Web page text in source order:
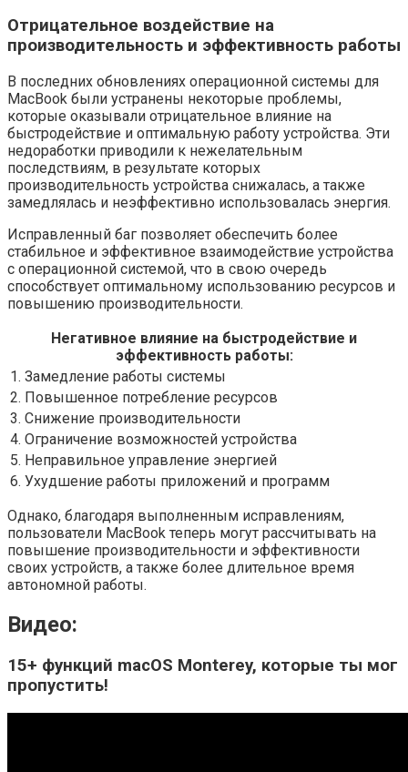
Отрицательное воздействие на
производительность и эффективность работы
В последних обновлениях операционной системы для
MacBook были устранены некоторые проблемы,
которые оказывали отрицательное влияние на
быстродействие и оптимальную работу устройства. Эти
недоработки приводили к нежелательным
последствиям, в результате которых
производительность устройства снижалась, а также
замедлялась и неэффективно использовалась энергия.
Исправленный баг позволяет обеспечить более
стабильное и эффективное взаимодействие устройства
с операционной системой, что в свою очередь
способствует оптимальному использованию ресурсов и
повышению производительности.
Негативное влияние на быстродействие и
эффективность работы:
1. Замедление работы системы
2. Повышенное потребление ресурсов
3. Снижение производительности
4. Ограничение возможностей устройства
5. Неправильное управление энергией
6. Ухудшение работы приложений и программ
Однако, благодаря выполненным исправлениям,
пользователи MacBook теперь могут рассчитывать на
повышение производительности и эффективности
своих устройств, а также более длительное время
автономной работы.
Видео:
15+ функций macOS Monterey, которые ты мог
пропустить!